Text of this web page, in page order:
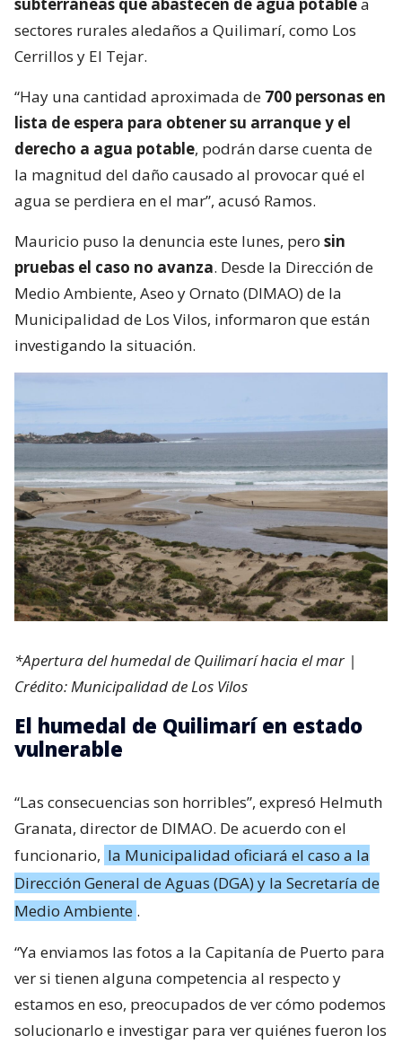
sectores rurales aledaños a Quilimarí, como Los
Cerrillos y El Tejar.
“Hay una cantidad aproximada de 700 personas en
lista de espera para obtener su arranque y el
derecho a agua potable, podrán darse cuenta de
la magnitud del daño causado al provocar qué el
agua se perdiera en el mar”, acusó Ramos.
Mauricio puso la denuncia este lunes, pero sin
pruebas el caso no avanza. Desde la Dirección de
Medio Ambiente, Aseo y Ornato (DIMAO) de la
Municipalidad de Los Vilos, informaron que están
investigando la situación.
*Apertura del humedal de Quilimarí hacia el mar |
Crédito: Municipalidad de Los Vilos
El humedal de Quilimarí en estado
vulnerable
“Las consecuencias son horribles”, expresó Helmuth
Granata, director de DIMAO. De acuerdo con el
funcionario, la Municipalidad oficiará el caso a la
Dirección General de Aguas (DGA) y la Secretaría de
Medio Ambiente .
“Ya enviamos las fotos a la Capitanía de Puerto para
ver si tienen alguna competencia al respecto y
estamos en eso, preocupados de ver cómo podemos
solucionarlo e investigar para ver quiénes fueron los